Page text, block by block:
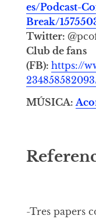
es/Podcast-
Break/
Twitter:
Club de fans
(FB): https://
MÚSICA:
-Tres papers